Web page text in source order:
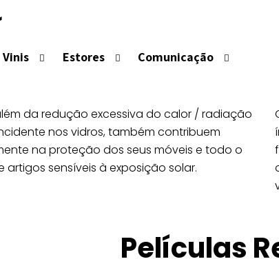
Vinis Estores Comunicação
REFLETORAS
os elevados ganhos térmicos, reduzindo
da redução excessiva do calor / radiação
nos vidros, também contribuem
na proteção dos seus móveis e todo o
artigos sensíveis à exposição solar.
Películas